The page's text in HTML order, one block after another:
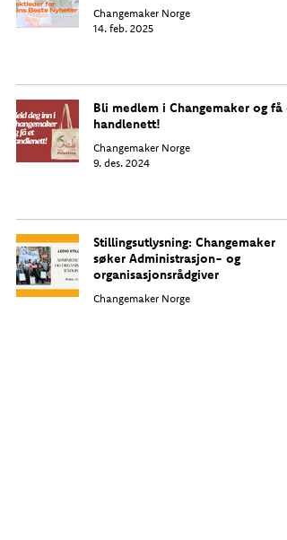
Changemaker Norge
14. feb. 2025
Bli medlem i Changemaker og få
handlenett!
Changemaker Norge
9. des. 2024
Stillingsutlysning: Changemaker
søker Administrasjon- og
organisasjonsrådgiver
Changemaker Norge